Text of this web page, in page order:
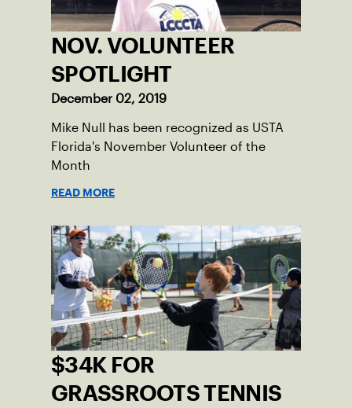
NOV. VOLUNTEER
SPOTLIGHT
December 02, 2019
Mike Null has been recognized as USTA
Florida's November Volunteer of the
Month
READ MORE
$34K FOR
GRASSROOTS TENNIS